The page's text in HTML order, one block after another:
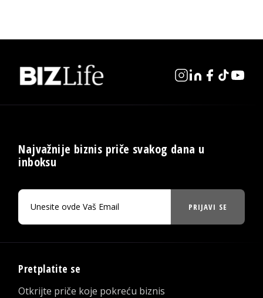
Najvažnije biznis priče svakog dana u
inboksu
PRIJAVI SE
Pretplatite se
Otkrijte priče koje pokreću biznis